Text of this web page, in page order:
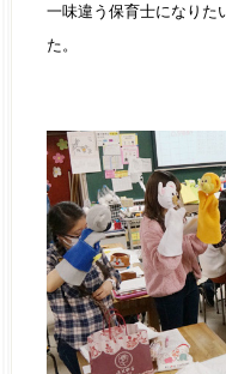
一味違う保育士になりた
た。